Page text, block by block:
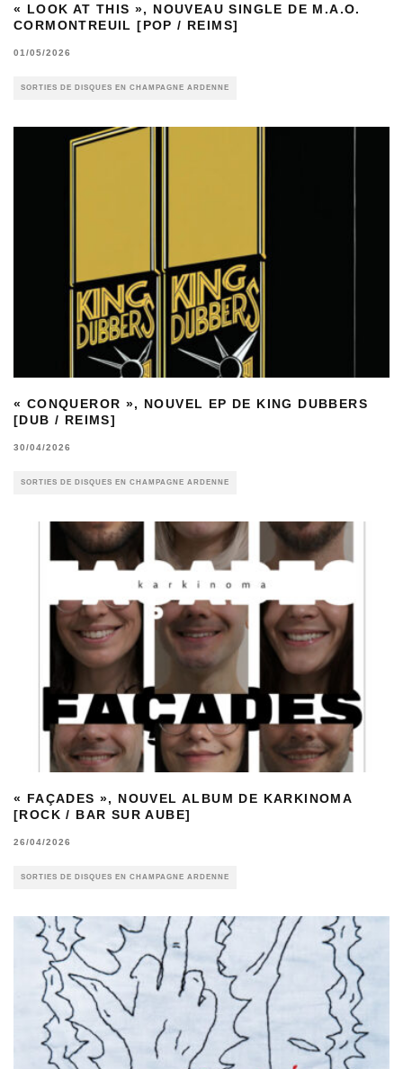
« LOOK AT THIS », NOUVEAU SINGLE DE M.A.O.
CORMONTREUIL [POP / REIMS]
01/05/2026
SORTIES DE DISQUES EN CHAMPAGNE ARDENNE
« CONQUEROR », NOUVEL EP DE KING DUBBERS
[DUB / REIMS]
30/04/2026
SORTIES DE DISQUES EN CHAMPAGNE ARDENNE
« FAÇADES », NOUVEL ALBUM DE KARKINOMA
[ROCK / BAR SUR AUBE]
26/04/2026
SORTIES DE DISQUES EN CHAMPAGNE ARDENNE